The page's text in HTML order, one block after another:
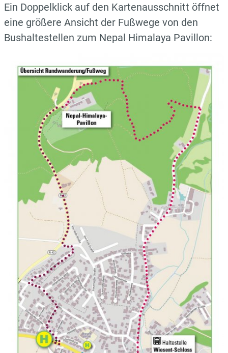
Ein Doppelklick auf den Kartenausschnitt öffnet
eine größere Ansicht der Fußwege von den
Bushaltestellen zum Nepal Himalaya Pavillon: